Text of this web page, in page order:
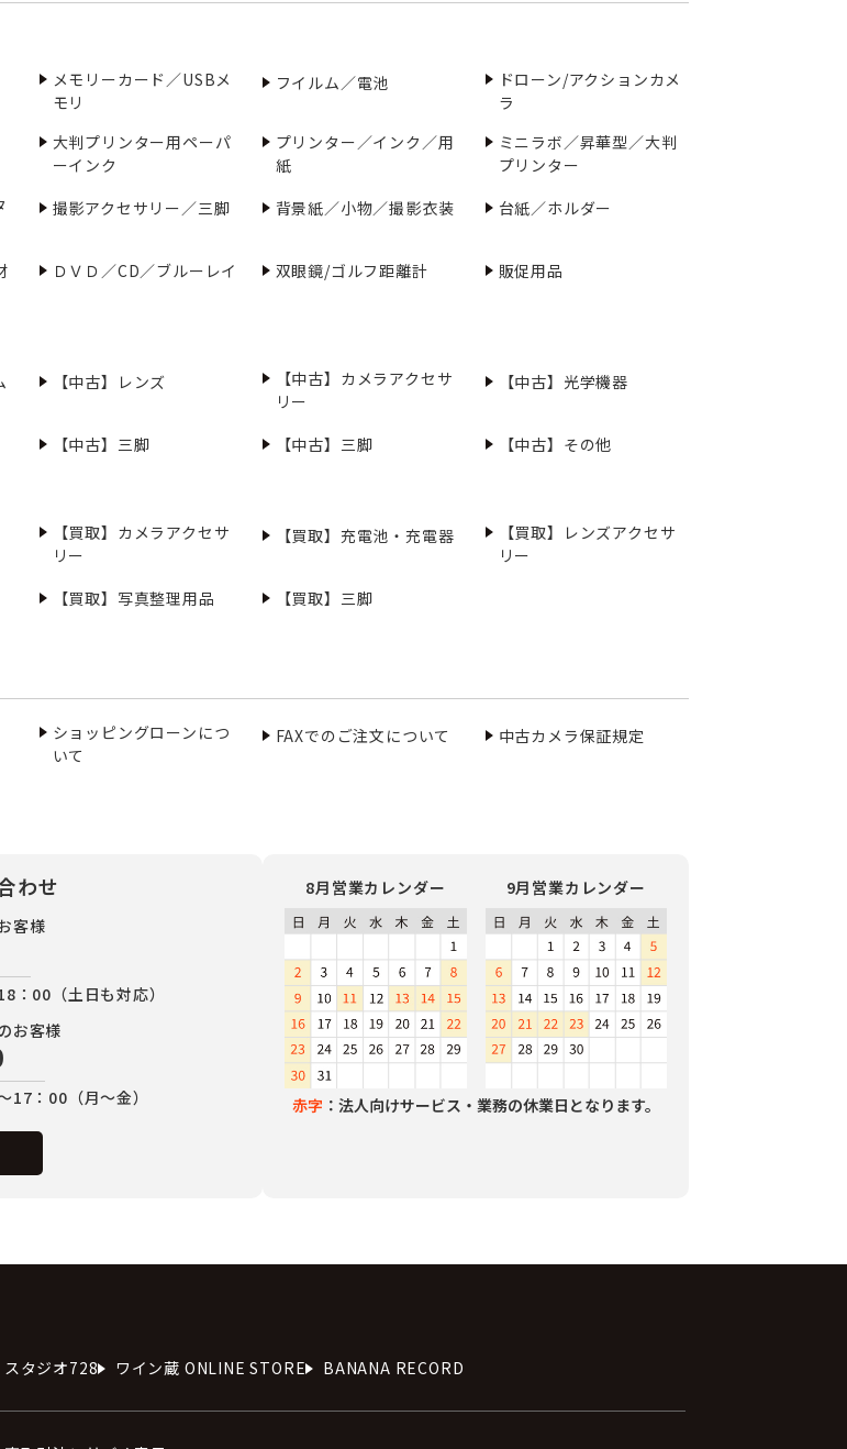
メモリーカード／USBメ
モリ
フイルム／電池
ドローン/アクションカメ
ラ
大判プリンター用ペーパ
ーインク
プリンター／インク／用
紙
ミニラボ／昇華型／大判
プリンター
撮影アクセサリー／三脚 背景紙／小物／撮影衣装 台紙／ホルダー
ＤＶＤ／CD／ブルーレイ 双眼鏡/ゴルフ距離計 販促用品
【中古】レンズ
【中古】カメラアクセサ
リー
【中古】光学機器
【中古】三脚 【中古】三脚 【中古】その他
【買取】カメラアクセサ
リー
【買取】充電池・充電器
【買取】レンズアクセサ
リー
【買取】写真整理用品 【買取】三脚
ショッピングローンにつ
いて
FAXでのご注文について 中古カメラ保証規定
わせ
客様
：00（土日も対応）
お客様
17：00（月～金）
8月営業カレンダー 9月営業カレンダー
赤字 ：法人向けサービス・業務の休業日となります。
スタジオ728 ワイン蔵 ONLINE STORE BANANA RECORD